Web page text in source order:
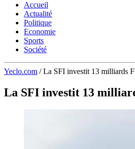
Accueil
Actualité
Politique
Economie
Sports
Société
Yeclo.com / La SFI investit 13 milliards
La SFI investit 13